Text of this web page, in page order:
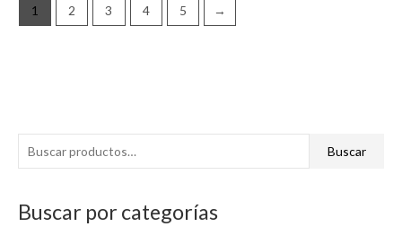
Buscar
Buscar por categorías
1 2 3 4 5 →